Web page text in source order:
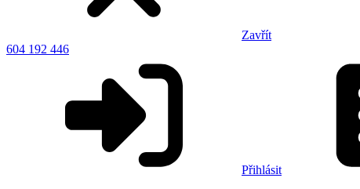
Zavřít
604 192 446
Přihlásit